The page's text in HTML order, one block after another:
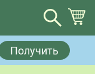
Получить